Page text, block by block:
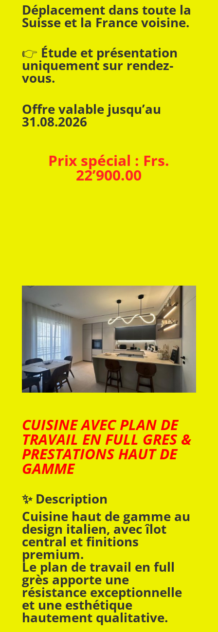
Déplacement dans toute la
Suisse et la France voisine.
👉 Étude et présentation
uniquement sur rendez-
vous.
Offre valable jusqu’au
31.08.2026
Prix spécial : Frs.
22’900.00
CUISINE AVEC PLAN DE
TRAVAIL EN FULL GRES &
PRESTATIONS HAUT DE
GAMME
✨ Description
Cuisine haut de gamme au
design italien, avec îlot
central et finitions
premium.
Le plan de travail en full
grès apporte une
résistance exceptionnelle
et une esthétique
hautement qualitative.